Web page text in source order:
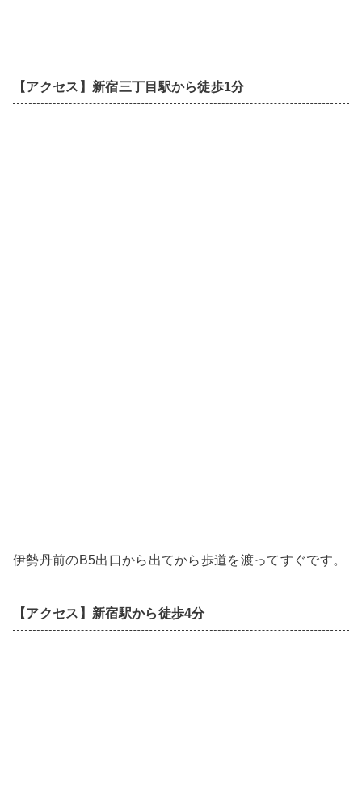
【アクセス】新宿三丁目駅から徒歩1分
伊勢丹前のB5出口から出てから歩道を渡ってすぐです。
【アクセス】新宿駅から徒歩4分